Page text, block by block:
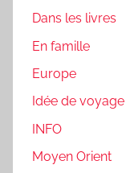
Dans les livres
En famille
Europe
Idée de voyage
INFO
Moyen Orient